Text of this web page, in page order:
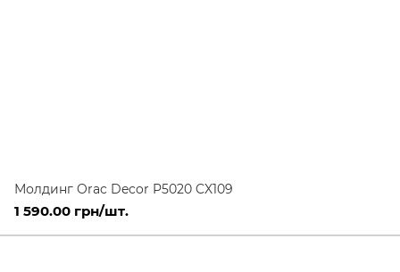
Молдинг Orac Decor P5020 CX109
1 590.00 грн/шт.